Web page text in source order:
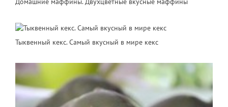
Тыквенный кекс. Самый вкусный в мире кекс